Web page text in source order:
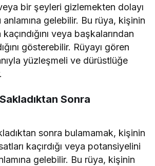
bir şeyleri gizlemekten dolayı
gelebilir. Bu rüya, kişinin
veya başkalarından
gösterebilir. Rüyayı gören
yüzleşmeli ve dürüstlüğe
Sonra
sonra bulamamak, kişinin
kaçırdığı veya potansiyelini
gelebilir. Bu rüya, kişinin